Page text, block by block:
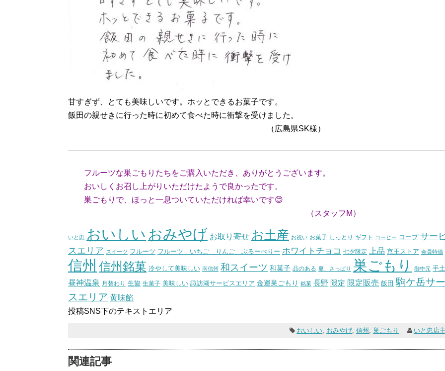
甘すぎず、とても美味しいです。ホッとできるお菓子です。
飯田の親せきに行った時に初めて食べた時に衝撃を受けました。
（広島県SK様）
フルーツな巣ごもりたちをご購入いただき、ありがとうございます。
おいしくお召し上がりいただけたようで良かったです。
巣ごもりで、ほっと一息ついていただければ幸いです😊
（スタッフM）
いと忠 おいしい おみやげ お取り寄せ お土産 お祝い お菓子 しっとり ギフト コーヒー コープ サー
スエリア スイーツ フルーツ フルーツ いちご りんご ぶるーべりー ホワイトチョコ 七夕限定 上品 京王ストア 会員特価
信州 信州銘菓 冷やして美味しい 南信州 和スイーツ 和菓子 品のある 夏、さっぱり 巣ごもり 御中元 手
昼神温泉 月替わり 生協 生菓子 美味しい 諏訪湖サービスエリア 金運巣ごもり 銘菓 長野 限定 限定販売 飯田 駒ケ岳サ
スエリア 黄味餡
投稿SNS下のテキストエリア
おいしい, おみやげ,信州 ,巣ごもり いと忠店主
関連記事